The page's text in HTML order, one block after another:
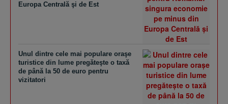
Europa Centrală şi de Est
Unul dintre cele mai populare oraşe
turistice din lume pregăteşte o taxă
de până la 50 de euro pentru
vizitatori